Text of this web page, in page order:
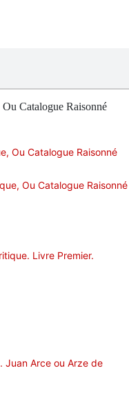
Catalogue Raisonné
Ou Catalogue Raisonné
Ou Catalogue Raisonné
Livre Premier.
Juan Arce ou Arze de